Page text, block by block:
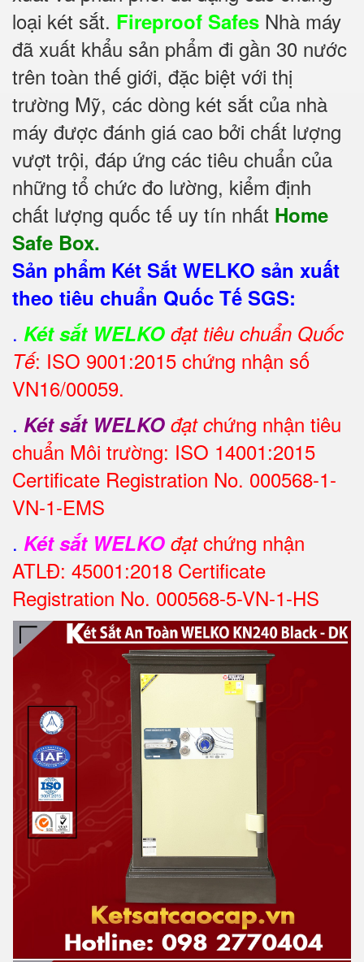
loại két sắt. Fireproof Safes Nhà máy
đã xuất khẩu sản phẩm đi gần 30 nước
trên toàn thế giới, đặc biệt với thị
trường Mỹ, các dòng két sắt của nhà
máy được đánh giá cao bởi chất lượng
vượt trội, đáp ứng các tiêu chuẩn của
những tổ chức đo lường, kiểm định
chất lượng quốc tế uy tín nhất Home
Safe Box.
Sản phẩm Két Sắt WELKO sản xuất
theo tiêu chuẩn Quốc Tế SGS:
. Két sắt WELKO đạt tiêu chuẩn Quốc
Tế: ISO 9001:2015 chứng nhận số
VN16/00059.
. Két sắt WELKO đạt chứng nhận tiêu
chuẩn Môi trường: ISO 14001:2015
Certificate Registration No. 000568-1-
VN-1-EMS
. Két sắt WELKO đạtchứng nhận
ATLĐ: 45001:2018 Certificate
Registration No. 000568-5-VN-1-HS